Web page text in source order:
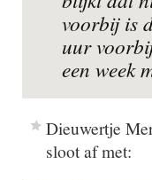
voorbij is
uur
een week
Dieuwertje
sloot af met: